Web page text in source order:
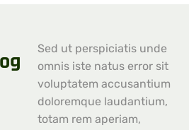
Sed ut perspiciatis unde
omnis iste natus error sit
voluptatem accusantium
doloremque laudantium,
totam rem aperiam,